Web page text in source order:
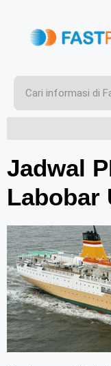
Jadwal
Labobar